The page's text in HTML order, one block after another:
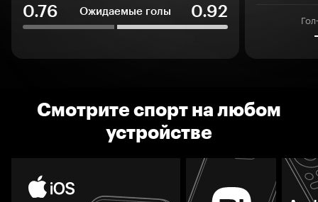
0.76
Ожидаемые голы 0.92
Смотрите спорт на любом
устройстве